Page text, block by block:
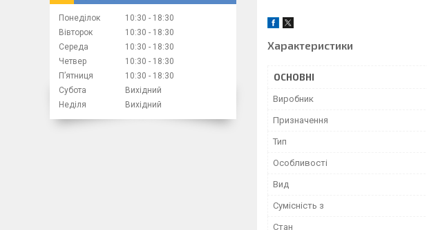
Характеристики
ОСНОВНІ
Виробник
Призначення
Тип
Особливості
Вид
Сумісність з
Стан
Понеділок 10:30
18:30
Вівторок
10:30
18:30
Середа
10:30
18:30
Четвер
10:30
18:30
Пʼятниця
10:30
18:30
Субота
Вихідний
Неділя
Вихідний